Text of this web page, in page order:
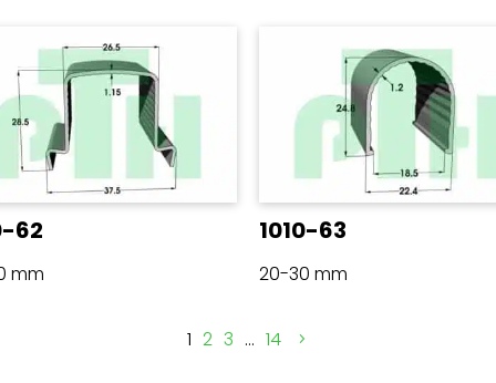
62
mm
1010-63
20-30 mm
1 2 3 … 14